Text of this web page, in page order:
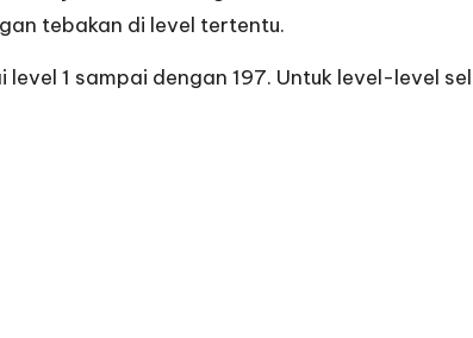
tebakan di level tertentu.
level 1 sampai dengan 197. Untuk level-level